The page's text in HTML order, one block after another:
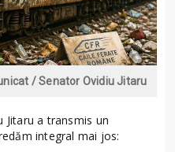
/ Senator Ovidiu Jitaru
Jitaru a transmis un
integral mai jos: